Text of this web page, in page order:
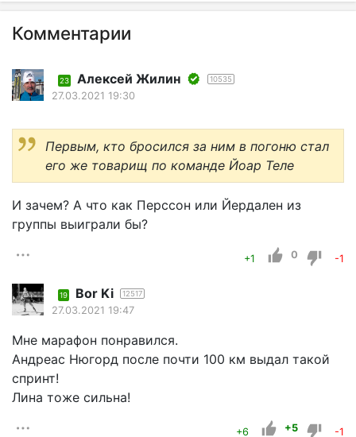
Комментарии
23 Алексей Жилин 10535
27.03.2021 19:30
Первым, кто бросился за ним в погоню стал
его же товарищ по команде Йоар Теле
И зачем? А что как Перссон или Йердален из
группы выиграли бы?
+1 0 -1
19 Bor Ki 12517
27.03.2021 19:47
Мне марафон понравился.
Андреас Нюгорд после почти 100 км выдал такой
спринт!
Лина тоже сильна!
+6 +5 -1